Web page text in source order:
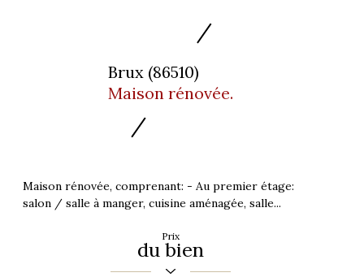
Brux (86510)
Maison rénovée.
Maison rénovée, comprenant: - Au premier étage:
salon / salle à manger, cuisine aménagée, salle...
Prix
du bien